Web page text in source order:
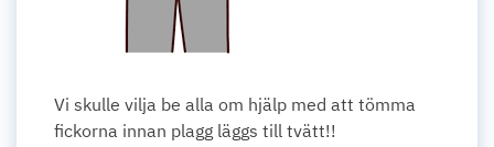
Vi skulle vilja be alla om hjälp med att tömma
fickorna innan plagg läggs till tvätt!!